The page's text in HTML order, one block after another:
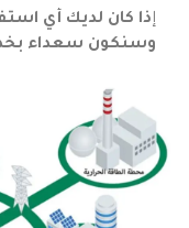
إذا كان لديك أي
وسنكون سعداء